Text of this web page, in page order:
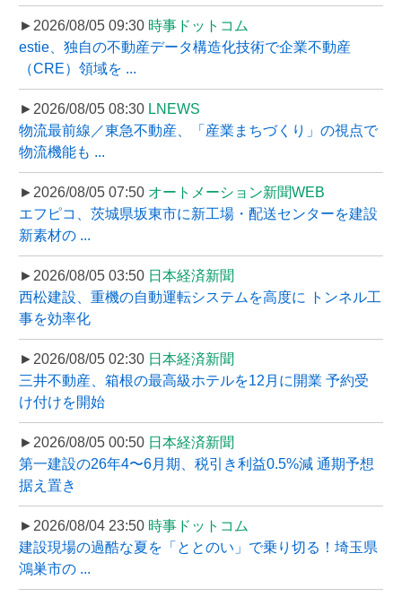
►2026/08/05 09:30 時事ドットコム
estie、独自の不動産データ構造化技術で企業不動産
（CRE）領域を ...
►2026/08/05 08:30 LNEWS
物流最前線／東急不動産、「産業まちづくり」の視点で
物流機能も ...
►2026/08/05 07:50 オートメーション新聞WEB
エフピコ、茨城県坂東市に新工場・配送センターを建設
新素材の ...
►2026/08/05 03:50 日本経済新聞
西松建設、重機の自動運転システムを高度に トンネル工
事を効率化
►2026/08/05 02:30 日本経済新聞
三井不動産、箱根の最高級ホテルを12月に開業 予約受
け付けを開始
►2026/08/05 00:50 日本経済新聞
第一建設の26年4〜6月期、税引き利益0.5%減 通期予想
据え置き
►2026/08/04 23:50 時事ドットコム
建設現場の過酷な夏を「ととのい」で乗り切る！埼玉県
鴻巣市の ...